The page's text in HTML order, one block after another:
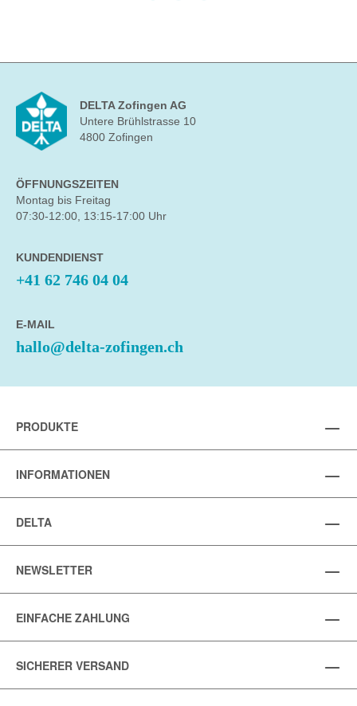
DELTA Zofingen AG
Untere Brühlstrasse 10
4800 Zofingen
ÖFFNUNGSZEITEN
Montag bis Freitag
07:30-12:00, 13:15-17:00 Uhr
KUNDENDIENST
+41 62 746 04 04
E-MAIL
hallo@delta-zofingen.ch
PRODUKTE
INFORMATIONEN
DELTA
NEWSLETTER
EINFACHE ZAHLUNG
SICHERER VERSAND